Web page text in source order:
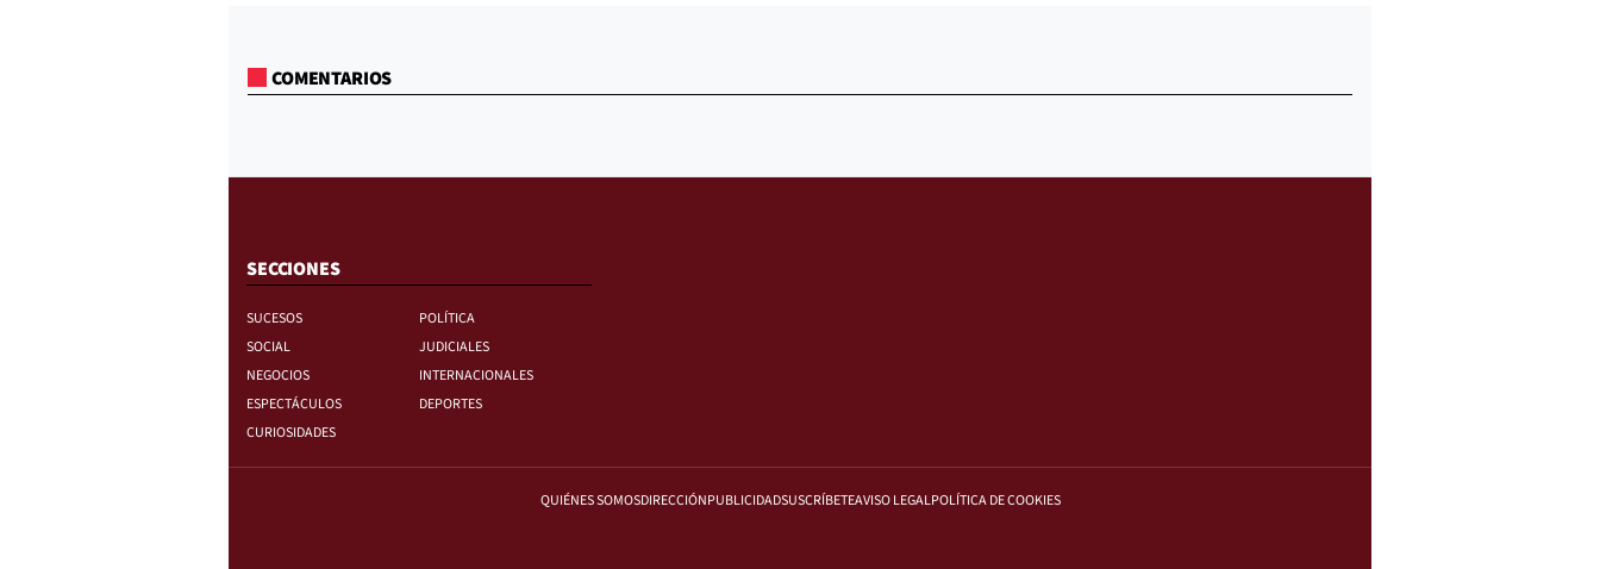
COMENTARIOS
SECCIONES
SUCESOS
POLÍTICA
SOCIAL
JUDICIALES
NEGOCIOS
INTERNACIONALES
ESPECTÁCULOS
DEPORTES
CURIOSIDADES
QUIÉNES SOMOSDIRECCIÓNPUBLICIDADSUSCRÍBETEAVISO LEGALPOLÍTICA DE COOKIES